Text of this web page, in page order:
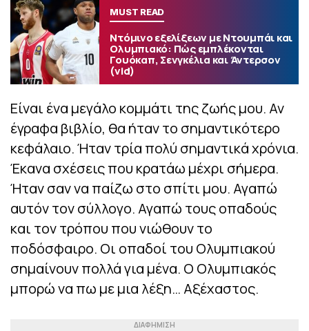
MUST READ
Ντόμινο εξελίξεων με Ντουμπάι και
Ολυμπιακό: Πώς εμπλέκονται
Γουόκαπ, Σενγκέλια και Άντερσον
(vid)
Είναι ένα μεγάλο κομμάτι της ζωής μου. Αν
έγραφα βιβλίο, θα ήταν το σημαντικότερο
κεφάλαιο. Ήταν τρία πολύ σημαντικά χρόνια.
Έκανα σχέσεις που κρατάω μέχρι σήμερα.
Ήταν σαν να παίζω στο σπίτι μου. Αγαπώ
αυτόν τον σύλλογο. Αγαπώ τους οπαδούς
και τον τρόπου που νιώθουν το
ποδόσφαιρο. Οι οπαδοί του Ολυμπιακού
σημαίνουν πολλά για μένα. Ο Ολυμπιακός
μπορώ να πω με μια λέξη… Αξέχαστος.